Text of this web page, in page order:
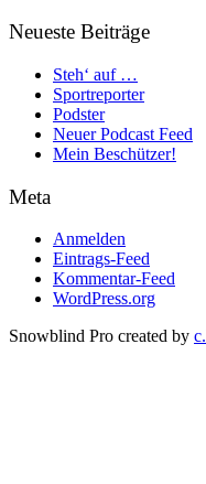
Neueste Beiträge
Steh‘ auf …
Sportreporter
Podster
Neuer Podcast Feed
Mein Beschützer!
Meta
Anmelden
Eintrags-Feed
Kommentar-Feed
WordPress.org
Snowblind Pro created by